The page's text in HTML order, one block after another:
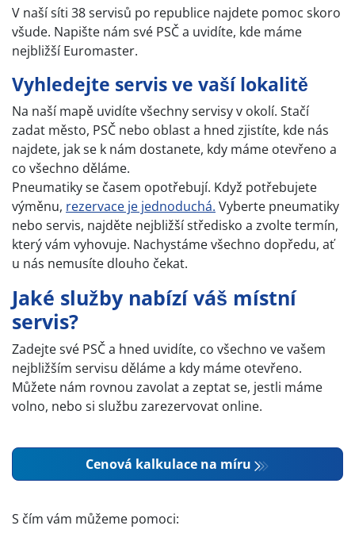
V naší síti 38 servisů po republice najdete pomoc skoro
všude. Napište nám své PSČ a uvidíte, kde máme
nejbližší Euromaster.
Vyhledejte servis ve vaší lokalitě
Na naší mapě uvidíte všechny servisy v okolí. Stačí
zadat město, PSČ nebo oblast a hned zjistíte, kde nás
najdete, jak se k nám dostanete, kdy máme otevřeno a
co všechno děláme.
Pneumatiky se časem opotřebují. Když potřebujete
výměnu, rezervace je jednoduchá. Vyberte pneumatiky
nebo servis, najděte nejbližší středisko a zvolte termín,
který vám vyhovuje. Nachystáme všechno dopředu, ať
u nás nemusíte dlouho čekat.
Jaké služby nabízí váš místní
servis?
Zadejte své PSČ a hned uvidíte, co všechno ve vašem
nejbližším servisu děláme a kdy máme otevřeno.
Můžete nám rovnou zavolat a zeptat se, jestli máme
volno, nebo si službu zarezervovat online.
Cenová kalkulace na míru
S čím vám můžeme pomoci: